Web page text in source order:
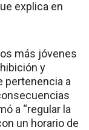
explica en
más jóvenes
y
pertenencia a
a “regular la
un horario de